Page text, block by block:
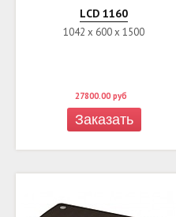
LСD 1160
1042 х 600 х 1500
27800.00 руб
Заказать